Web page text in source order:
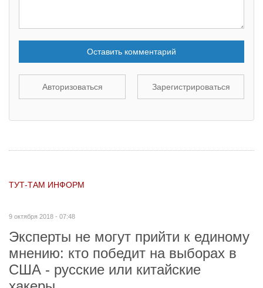
Оставить комментарий
Авторизоваться Зарегистрироваться
ТУТ-ТАМ ИНФОРМ
9 октября 2018 - 07:48
Эксперты не могут прийти к единому
мнению: кто победит на выборах в
США - русские или китайские